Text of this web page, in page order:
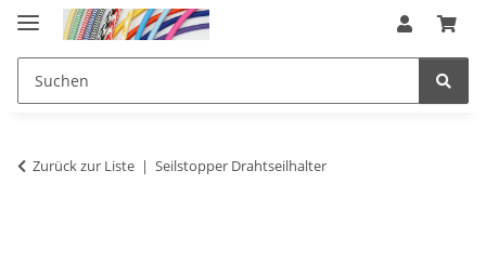
Zurück zur Liste Seilstopper Drahtseilhalter